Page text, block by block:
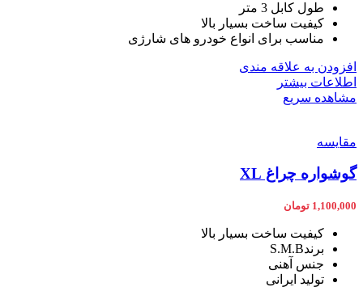
طول کابل 3 متر
کیفیت ساخت بسیار بالا
مناسب برای انواع خودرو های شارژی
افزودن به علاقه مندی
اطلاعات بیشتر
مشاهده سریع
مقایسه
گوشواره چراغ XL
1,100,000 تومان
کیفیت ساخت بسیار بالا
برندS.M.B
جنس آهنی
تولید ایرانی